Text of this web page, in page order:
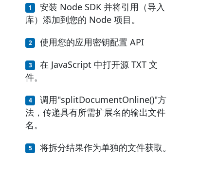
安装 Node SDK 并将引用（导入
库）添加到您的 Node 项目。
使用您的应用密钥配置 API
在 JavaScript 中打开源 TXT 文
件。
调用"splitDocumentOnline()"方
法，传递具有所需扩展名的输出文件
名。
将拆分结果作为单独的文件获取。